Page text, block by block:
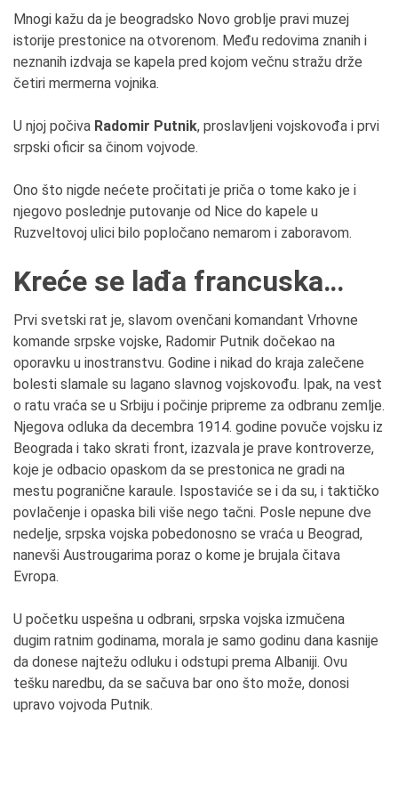
Mnogi kažu da je beogradsko Novo groblje pravi muzej
istorije prestonice na otvorenom. Među redovima znanih i
neznanih izdvaja se kapela pred kojom večnu stražu drže
četiri mermerna vojnika.
U njoj počiva Radomir Putnik, proslavljeni vojskovođa i prvi
srpski oficir sa činom vojvode.
Ono što nigde nećete pročitati je priča o tome kako je i
njegovo poslednje putovanje od Nice do kapele u
Ruzveltovoj ulici bilo popločano nemarom i zaboravom.
Kreće se lađa francuska…
Prvi svetski rat je, slavom ovenčani komandant Vrhovne
komande srpske vojske, Radomir Putnik dočekao na
oporavku u inostranstvu. Godine i nikad do kraja zalečene
bolesti slamale su lagano slavnog vojskovođu. Ipak, na vest
o ratu vraća se u Srbiju i počinje pripreme za odbranu zemlje.
Njegova odluka da decembra 1914. godine povuče vojsku iz
Beograda i tako skrati front, izazvala je prave kontroverze,
koje je odbacio opaskom da se prestonica ne gradi na
mestu pogranične karaule. Ispostaviće se i da su, i taktičko
povlačenje i opaska bili više nego tačni. Posle nepune dve
nedelje, srpska vojska pobedonosno se vraća u Beograd,
nanevši Austrougarima poraz o kome je brujala čitava
Evropa.
U početku uspešna u odbrani, srpska vojska izmučena
dugim ratnim godinama, morala je samo godinu dana kasnije
da donese najtežu odluku i odstupi prema Albaniji. Ovu
tešku naredbu, da se sačuva bar ono što može, donosi
upravo vojvoda Putnik.